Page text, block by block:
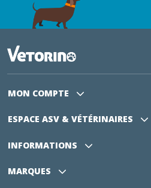
MON COMPTE
ESPACE ASV & VÉTÉRINAIRES
INFORMATIONS
MARQUES